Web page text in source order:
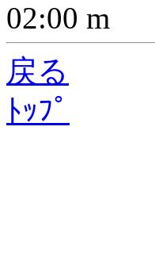
02:00 m
戻る
ﾄｯﾌﾟ